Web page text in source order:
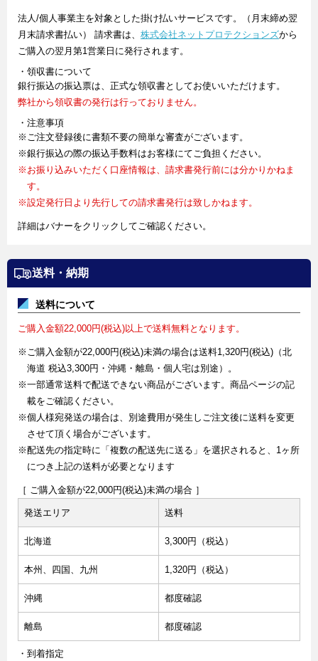
法人/個人事業主を対象とした掛け払いサービスです。（月末締め翌
月末請求書払い） 請求書は、 株式会社ネットプロテクションズから
ご購入の翌月第1営業日に発行されます。
・領収書について
銀行振込の振込票は、正式な領収書としてお使いいただけます。
弊社から領収書の発行は行っておりません。
・注意事項
※ご注文登録後に書類不要の簡単な審査がございます。
※銀行振込の際の振込手数料はお客様にてご負担ください。
※お振り込みいただく口座情報は、請求書発行前には分かりかねま
す。
※設定発行日より先行しての請求書発行は致しかねます。
詳細はバナーをクリックしてご確認ください。
送料・納期
送料について
ご購入金額22,000円(税込)以上で送料無料となります。
※ご購入金額が22,000円(税込)未満の場合は送料1,320円(税込)（北
海道 税込3,300円・沖縄・離島・個人宅は別途）。
※一部通常送料で配送できない商品がございます。商品ページの記
載をご確認ください。
※個人様宛発送の場合は、別途費用が発生しご注文後に送料を変更
させて頂く場合がございます。
※配送先の指定時に「複数の配送先に送る」を選択されると、1ヶ所
につき上記の送料が必要となります
［ ご購入金額が22,000円(税込)未満の場合 ］
発送エリア 送料
北海道 3,300円（税込）
本州、四国、九州 1,320円（税込）
沖縄 都度確認
離島 都度確認
・到着指定